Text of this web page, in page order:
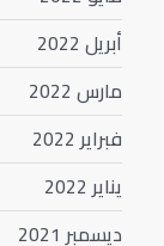
أبريل 2022
مارس 2022
فبراير 2022
يناير 2022
ديسمبر 2021